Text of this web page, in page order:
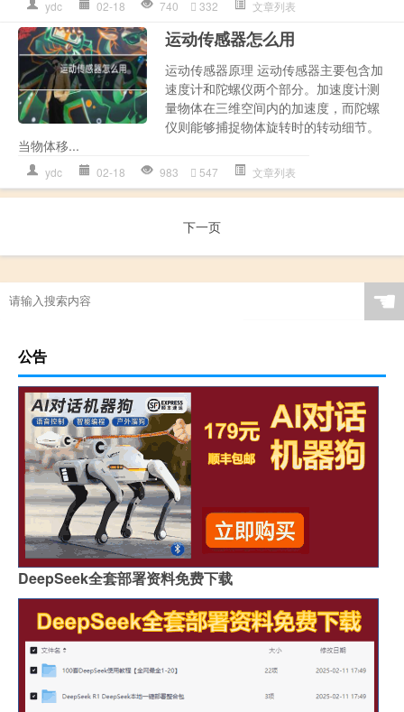
ydc 02-18 740 332 文章列表
运动传感器怎么用
运动传感器原理 运动传感器主要包含加
速度计和陀螺仪两个部分。加速度计测
量物体在三维空间内的加速度，而陀螺
仪则能够捕捉物体旋转时的转动细节。
当物体移...
ydc 02-18 983 547 文章列表
下一页
☚
公告
DeepSeek全套部署资料免费下载